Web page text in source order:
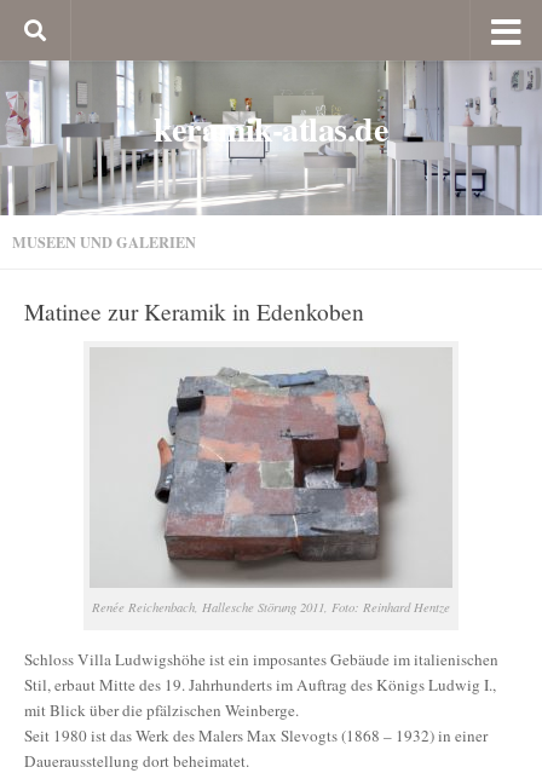
keramik-atlas.de
MUSEEN UND GALERIEN
Matinee zur Keramik in Edenkoben
Renée Reichenbach, Hallesche Störung 2011, Foto: Reinhard Hentze
Schloss Villa Ludwigshöhe ist ein imposantes Gebäude im italienischen
Stil, erbaut Mitte des 19. Jahrhunderts im Auftrag des Königs Ludwig I.,
mit Blick über die pfälzischen Weinberge.
Seit 1980 ist das Werk des Malers Max Slevogts (1868 – 1932) in einer
Dauerausstellung dort beheimatet.